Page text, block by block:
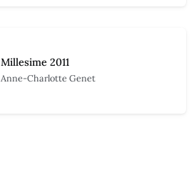
Millesime 2011
Anne-Charlotte Genet